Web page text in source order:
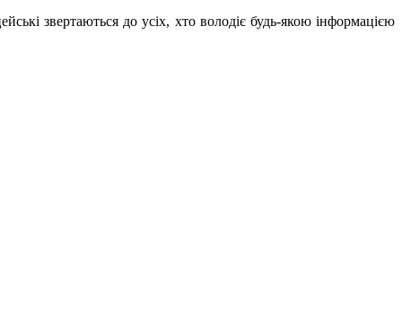
звертаються до усіх, хто володіє будь-якою інформацією